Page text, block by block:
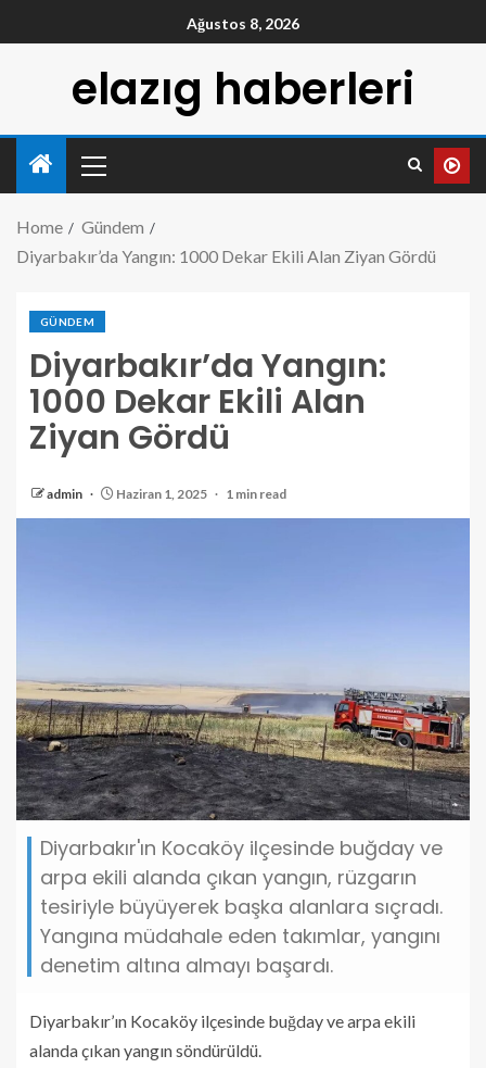
Ağustos 8, 2026
elazıg haberleri
Home
Gündem
Diyarbakır’da Yangın: 1000 Dekar Ekili Alan Ziyan Gördü
GÜNDEM
Diyarbakır’da Yangın:
1000 Dekar Ekili Alan
Ziyan Gördü
admin Haziran 1, 2025 1 min read
Diyarbakır'ın Kocaköy ilçesinde buğday ve
arpa ekili alanda çıkan yangın, rüzgarın
tesiriyle büyüyerek başka alanlara sıçradı.
Yangına müdahale eden takımlar, yangını
denetim altına almayı başardı.
Diyarbakır’ın Kocaköy ilçesinde buğday ve arpa ekili
alanda çıkan yangın söndürüldü.